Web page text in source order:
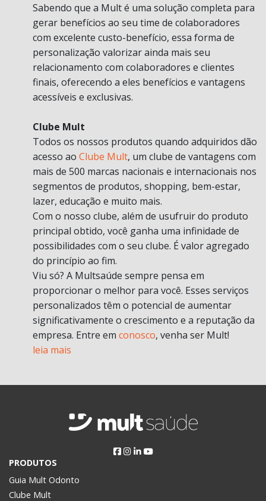
Sabendo que a Mult é uma solução completa para
gerar benefícios ao seu time de colaboradores
com excelente custo-benefício, essa forma de
personalização valorizar ainda mais seu
relacionamento com colaboradores e clientes
finais, oferecendo a eles benefícios e vantagens
acessíveis e exclusivas.
Clube Mult
Todos os nossos produtos quando adquiridos dão
acesso ao Clube Mult, um clube de vantagens com
mais de 500 marcas nacionais e internacionais nos
segmentos de produtos, shopping, bem-estar,
lazer, educação e muito mais.
Com o nosso clube, além de usufruir do produto
principal obtido, você ganha uma infinidade de
possibilidades com o seu clube. É valor agregado
do princípio ao fim.
Viu só? A Multsaúde sempre pensa em
proporcionar o melhor para você. Esses serviços
personalizados têm o potencial de aumentar
significativamente o crescimento e a reputação da
empresa. Entre em conosco, venha ser Mult!
leia mais
PRODUTOS
Guia Mult Odonto
Clube Mult